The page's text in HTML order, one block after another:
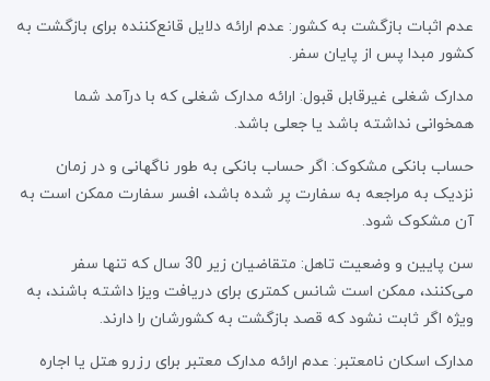
عدم اثبات بازگشت به کشور: عدم ارائه دلایل قانع‌کننده برای بازگشت به
کشور مبدا پس از پایان سفر.
مدارک شغلی غیرقابل قبول: ارائه مدارک شغلی که با درآمد شما
همخوانی نداشته باشد یا جعلی باشد.
حساب بانکی مشکوک: اگر حساب بانکی به طور ناگهانی و در زمان
نزدیک به مراجعه به سفارت پر شده باشد، افسر سفارت ممکن است به
آن مشکوک شود.
سن پایین و وضعیت تاهل: متقاضیان زیر 30 سال که تنها سفر
می‌کنند، ممکن است شانس کمتری برای دریافت ویزا داشته باشند، به
ویژه اگر ثابت نشود که قصد بازگشت به کشورشان را دارند.
مدارک اسکان نامعتبر: عدم ارائه مدارک معتبر برای رزرو هتل یا اجاره